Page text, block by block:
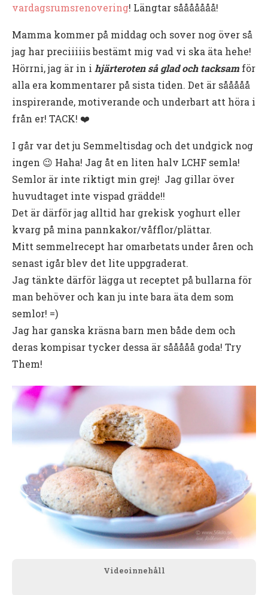
vardagsrumsrenovering! Längtar sååååååå!
Mamma kommer på middag och sover nog över så
jag har preciiiiis bestämt mig vad vi ska äta hehe!
Hörrni, jag är in i hjärteroten så glad och tacksam för
alla era kommentarer på sista tiden. Det är sååååå
inspirerande, motiverande och underbart att höra i
från er! TACK! ❤️
I går var det ju Semmeltisdag och det undgick nog
ingen 😉 Haha! Jag åt en liten halv LCHF semla!
Semlor är inte riktigt min grej! Jag gillar över
huvudtaget inte vispad grädde!!
Det är därför jag alltid har grekisk yoghurt eller
kvarg på mina pannkakor/våfflor/plättar.
Mitt semmelrecept har omarbetats under åren och
senast igår blev det lite uppgraderat.
Jag tänkte därför lägga ut receptet på bullarna för
man behöver och kan ju inte bara äta dem som
semlor! =)
Jag har ganska kräsna barn men både dem och
deras kompisar tycker dessa är sååååå goda! Try
Them!
Videoinnehåll